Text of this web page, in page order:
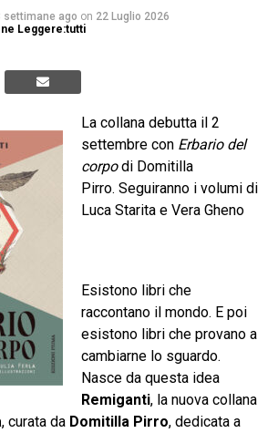
settimane ago on 22 Luglio 2026
Leggere:tutti
La collana debutta il 2
settembre con Erbario del
corpodi Domitilla
Pirro. Seguiranno i volumi di
Luca Starita e Vera Gheno
Esistono libri che
raccontano il mondo. E poi
esistono libri che provano a
cambiarne lo sguardo.
Nasce da questa idea
Remiganti, la nuova collana
, curata da Domitilla Pirro, dedicata a